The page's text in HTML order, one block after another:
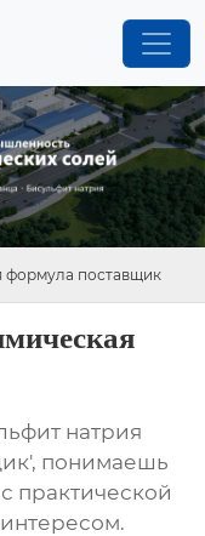
формула поставщик
натрия
понимаешь
практической